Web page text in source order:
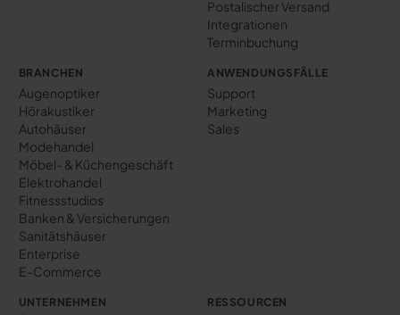
Postalischer Versand
Integrationen
Terminbuchung
BRANCHEN
Augenoptiker
Hörakustiker
Autohäuser
Modehandel
Möbel- & Küchengeschäft
Elektrohandel
Fitnessstudios
Banken & Versicherungen
Sanitätshäuser
Enterprise
E-Commerce
ANWENDUNGSFÄLLE
Support
Marketing
Sales
UNTERNEHMEN RESSOURCEN